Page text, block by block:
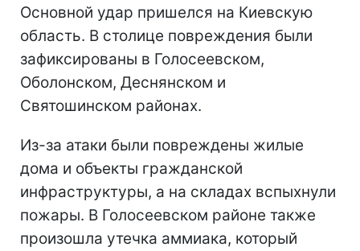
Основной удар пришелся на Киевскую
область. В столице повреждения были
зафиксированы в Голосеевском,
Оболонском, Деснянском и
Святошинском районах.
Из-за атаки были повреждены жилые
дома и объекты гражданской
инфраструктуры, а на складах вспыхнули
пожары. В Голосеевском районе также
произошла утечка аммиака, который